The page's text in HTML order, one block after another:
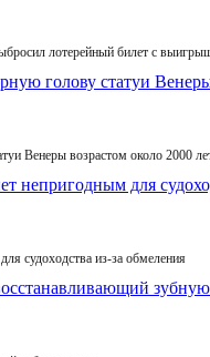
лотерейный билет с
Венеры возрастом около 2000
судоходства из-за обмеления